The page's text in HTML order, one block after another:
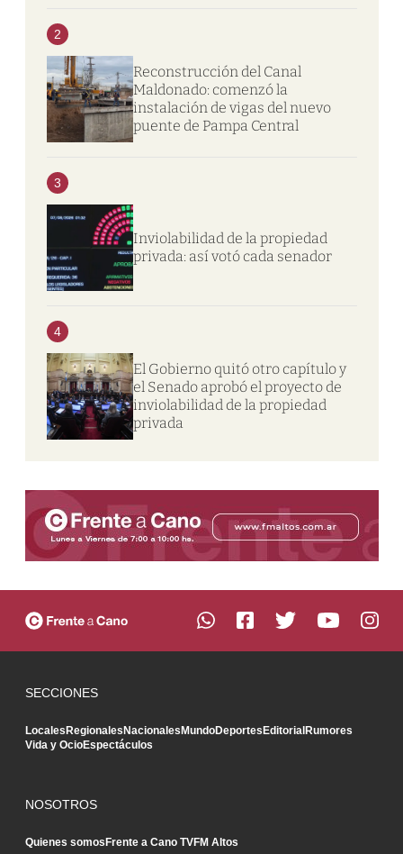
2
Reconstrucción del Canal
Maldonado: comenzó la
instalación de vigas del nuevo
puente de Pampa Central
3
Inviolabilidad de la propiedad
privada: así votó cada senador
4
El Gobierno quitó otro capítulo y
el Senado aprobó el proyecto de
inviolabilidad de la propiedad
privada
SECCIONES
LocalesRegionalesNacionalesMundoDeportesEditorialRumores
Vida y OcioEspectáculos
NOSOTROS
Quienes somosFrente a Cano TVFM Altos